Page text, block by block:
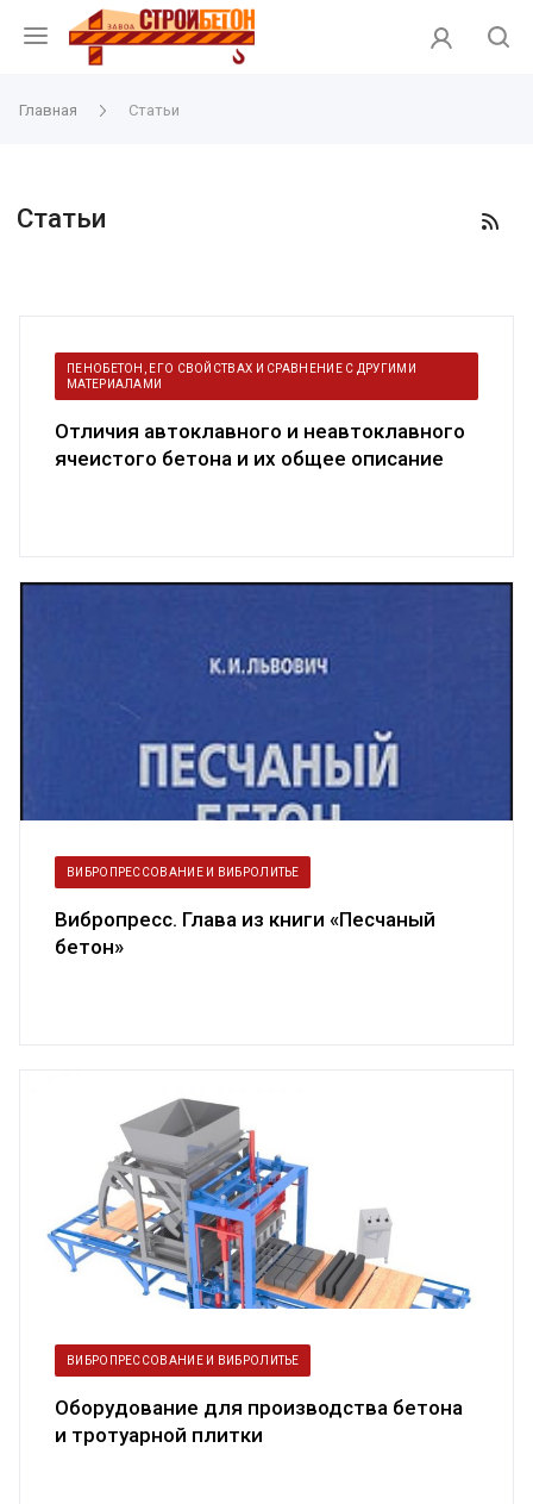
Главная Статьи
Статьи
ПЕНОБЕТОН, ЕГО СВОЙСТВАХ И СРАВНЕНИЕ С ДРУГИМИ
МАТЕРИАЛАМИ
Отличия автоклавного и неавтоклавного
ячеистого бетона и их общее описание
ВИБРОПРЕССОВАНИЕ И ВИБРОЛИТЬЕ
Вибропресс. Глава из книги «Песчаный
бетон»
ВИБРОПРЕССОВАНИЕ И ВИБРОЛИТЬЕ
Оборудование для производства бетона
и тротуарной плитки